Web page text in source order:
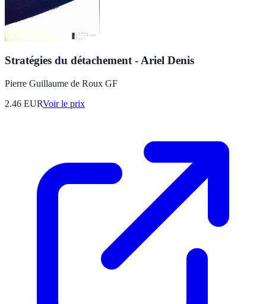
Stratégies du détachement - Ariel Denis
Pierre Guillaume de Roux GF
2.46 EURVoir le prix